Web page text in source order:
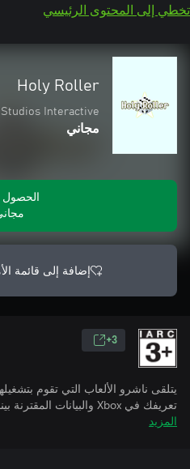
تخطي إلى المحتوى الرئيسي
Holy Roller
Interactive
مجاني
الحصول
إضافة إلى قائمة
3+
يتلقى ناشرو الألعاب التي تقوم
تعريفك في Xbox والبيانات المقترنة بينما تمارس الألعاب.
المزيد